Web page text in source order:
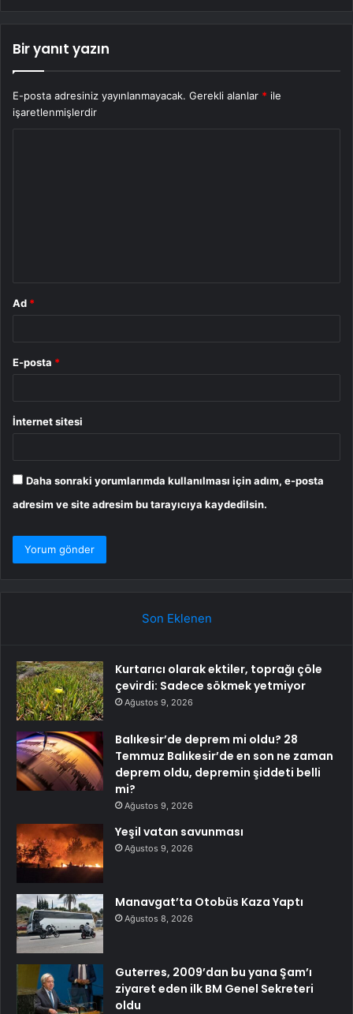
Bir yanıt yazın
E-posta adresiniz yayınlanmayacak. Gerekli alanlar * ile
işaretlenmişlerdir
Ad *
E-posta *
İnternet sitesi
Daha sonraki yorumlarımda kullanılması için adım, e-posta
adresim ve site adresim bu tarayıcıya kaydedilsin.
Son Eklenen
Kurtarıcı olarak ektiler, toprağı çöle
çevirdi: Sadece sökmek yetmiyor
Ağustos 9, 2026
Balıkesir’de deprem mi oldu? 28
Temmuz Balıkesir’de en son ne zaman
deprem oldu, depremin şiddeti belli
mi?
Ağustos 9, 2026
Yeşil vatan savunması
Ağustos 9, 2026
Manavgat’ta Otobüs Kaza Yaptı
Ağustos 8, 2026
Guterres, 2009’dan bu yana Şam’ı
ziyaret eden ilk BM Genel Sekreteri
oldu